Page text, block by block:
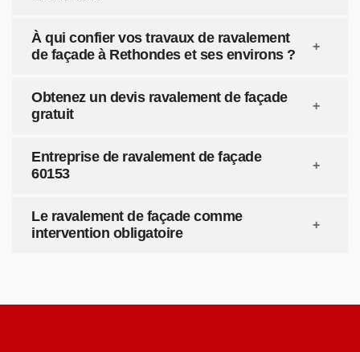
À qui confier vos travaux de ravalement
de façade à Rethondes et ses environs ?
Obtenez un devis ravalement de façade
gratuit
Entreprise de ravalement de façade
60153
Le ravalement de façade comme
intervention obligatoire